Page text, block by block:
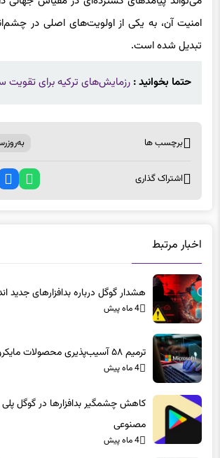
تبدیل شده است.
4 ماه پیش
مصنوعی
هشدار فوری درباره صفحات جعلی